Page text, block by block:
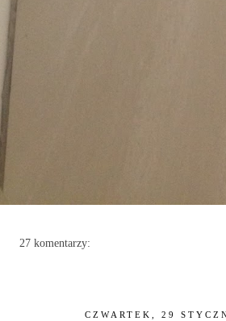
27 komentarzy:
CZWARTEK, 29